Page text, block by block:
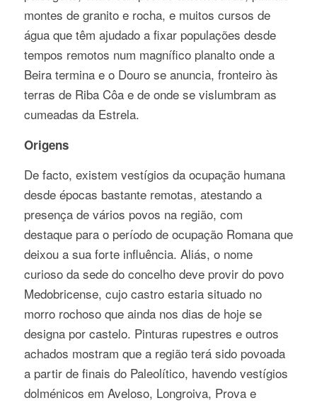
montes de granito e rocha, e muitos cursos de
água que têm ajudado a fixar populações desde
tempos remotos num magnífico planalto onde a
Beira termina e o Douro se anuncia, fronteiro às
terras de Riba Côa e de onde se vislumbram as
cumeadas da Estrela.
Origens
De facto, existem vestígios da ocupação humana
desde épocas bastante remotas, atestando a
presença de vários povos na região, com
destaque para o período de ocupação Romana que
deixou a sua forte influência. Aliás, o nome
curioso da sede do concelho deve provir do povo
Medobricense, cujo castro estaria situado no
morro rochoso que ainda nos dias de hoje se
designa por castelo. Pinturas rupestres e outros
achados mostram que a região terá sido povoada
a partir de finais do Paleolítico, havendo vestígios
dolménicos em Aveloso, Longroiva, Prova e